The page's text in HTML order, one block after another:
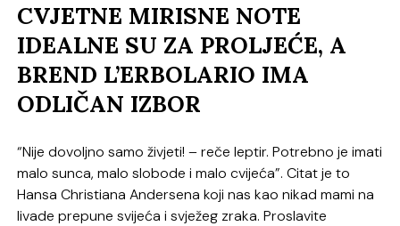
CVJETNE MIRISNE NOTE
IDEALNE SU ZA PROLJEĆE, A
BREND L’ERBOLARIO IMA
ODLIČAN IZBOR
“Nije dovoljno samo živjeti! – reče leptir. Potrebno je imati
malo sunca, malo slobode i malo cvijeća”. Citat je to
Hansa Christiana Andersena koji nas kao nikad mami na
livade prepune svijeća i svježeg zraka. Proslavite